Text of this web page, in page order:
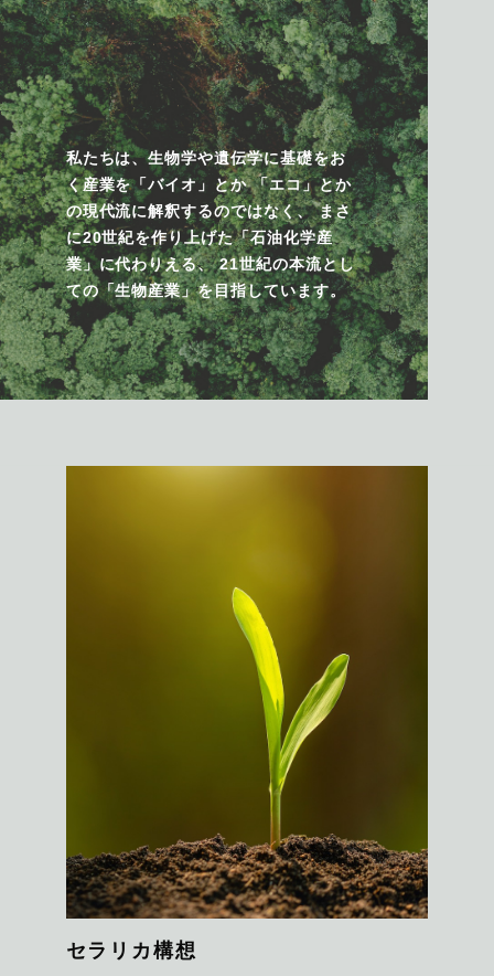
私たちは、生物学や遺伝学に基礎をお
く産業を「バイオ」とか 「エコ」とか
の現代流に解釈するのではなく、 まさ
に20世紀を作り上げた「石油化学産
業」に代わりえる、 21世紀の本流とし
ての「生物産業」を目指しています。
セラリカ構想